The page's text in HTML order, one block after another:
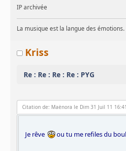
IP archivée
La musique est la langue des émotions.
Kriss
Re : Re : Re : Re : PYG
Citation de: Maënora le Dim 31 Juil 11
Je rêve ou tu me refiles du